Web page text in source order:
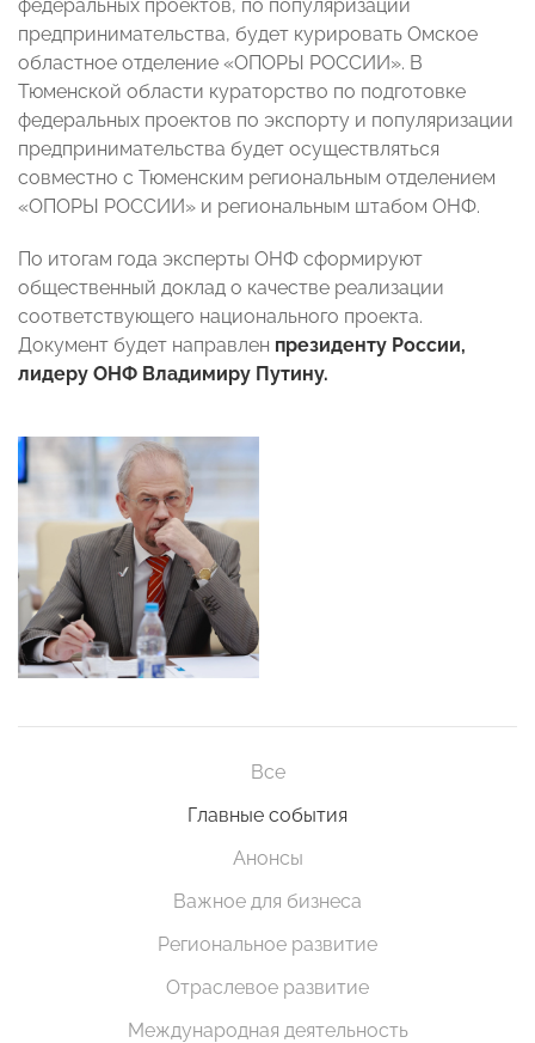
федеральных проектов, по популяризации
предпринимательства, будет курировать Омское
областное отделение «ОПОРЫ РОССИИ». В
Тюменской области кураторство по подготовке
федеральных проектов по экспорту и популяризации
предпринимательства будет осуществляться
совместно с Тюменским региональным отделением
«ОПОРЫ РОССИИ» и региональным штабом ОНФ.
По итогам года эксперты ОНФ сформируют
общественный доклад о качестве реализации
соответствующего национального проекта.
Документ будет направлен президенту России,
лидеру ОНФ Владимиру Путину.
Все
Главные события
Анонсы
Важное для бизнеса
Региональное развитие
Отраслевое развитие
Международная деятельность